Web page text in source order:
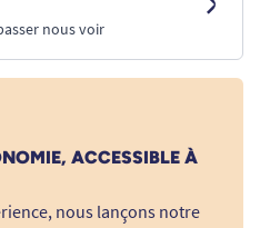
nous voir
ACCESSIBLE À
nous lançons notre